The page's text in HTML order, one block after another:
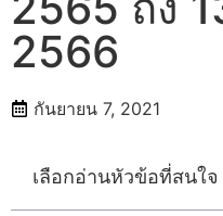
ความรู้
ประเทศ
ติดต่อเรา
2566
กันยายน 7, 2021
เลือกอ่านหัวข้อที่สนใจ